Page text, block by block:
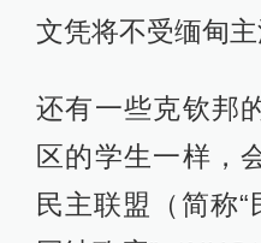
文凭将不受缅甸主
还有一些克钦邦
区的学生一样，
民主联盟（简称“